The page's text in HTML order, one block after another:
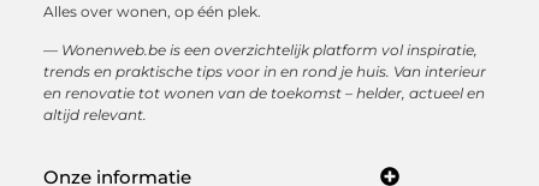
Alles over wonen, op één plek.
— Wonenweb.be is een overzichtelijk platform vol inspiratie,
trends en praktische tips voor in en rond je huis. Van interieur
en renovatie tot wonen van de toekomst – helder, actueel en
altijd relevant.
Onze informatie